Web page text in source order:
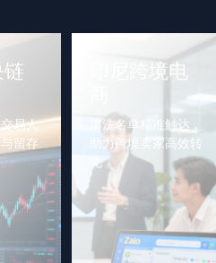
链
交易人
留存
印尼跨境电
清洗名单精准触达，
助力跨境卖家高效转
化